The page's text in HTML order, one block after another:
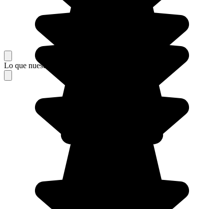
Lo que nuestros viajeros piensan de su estancia